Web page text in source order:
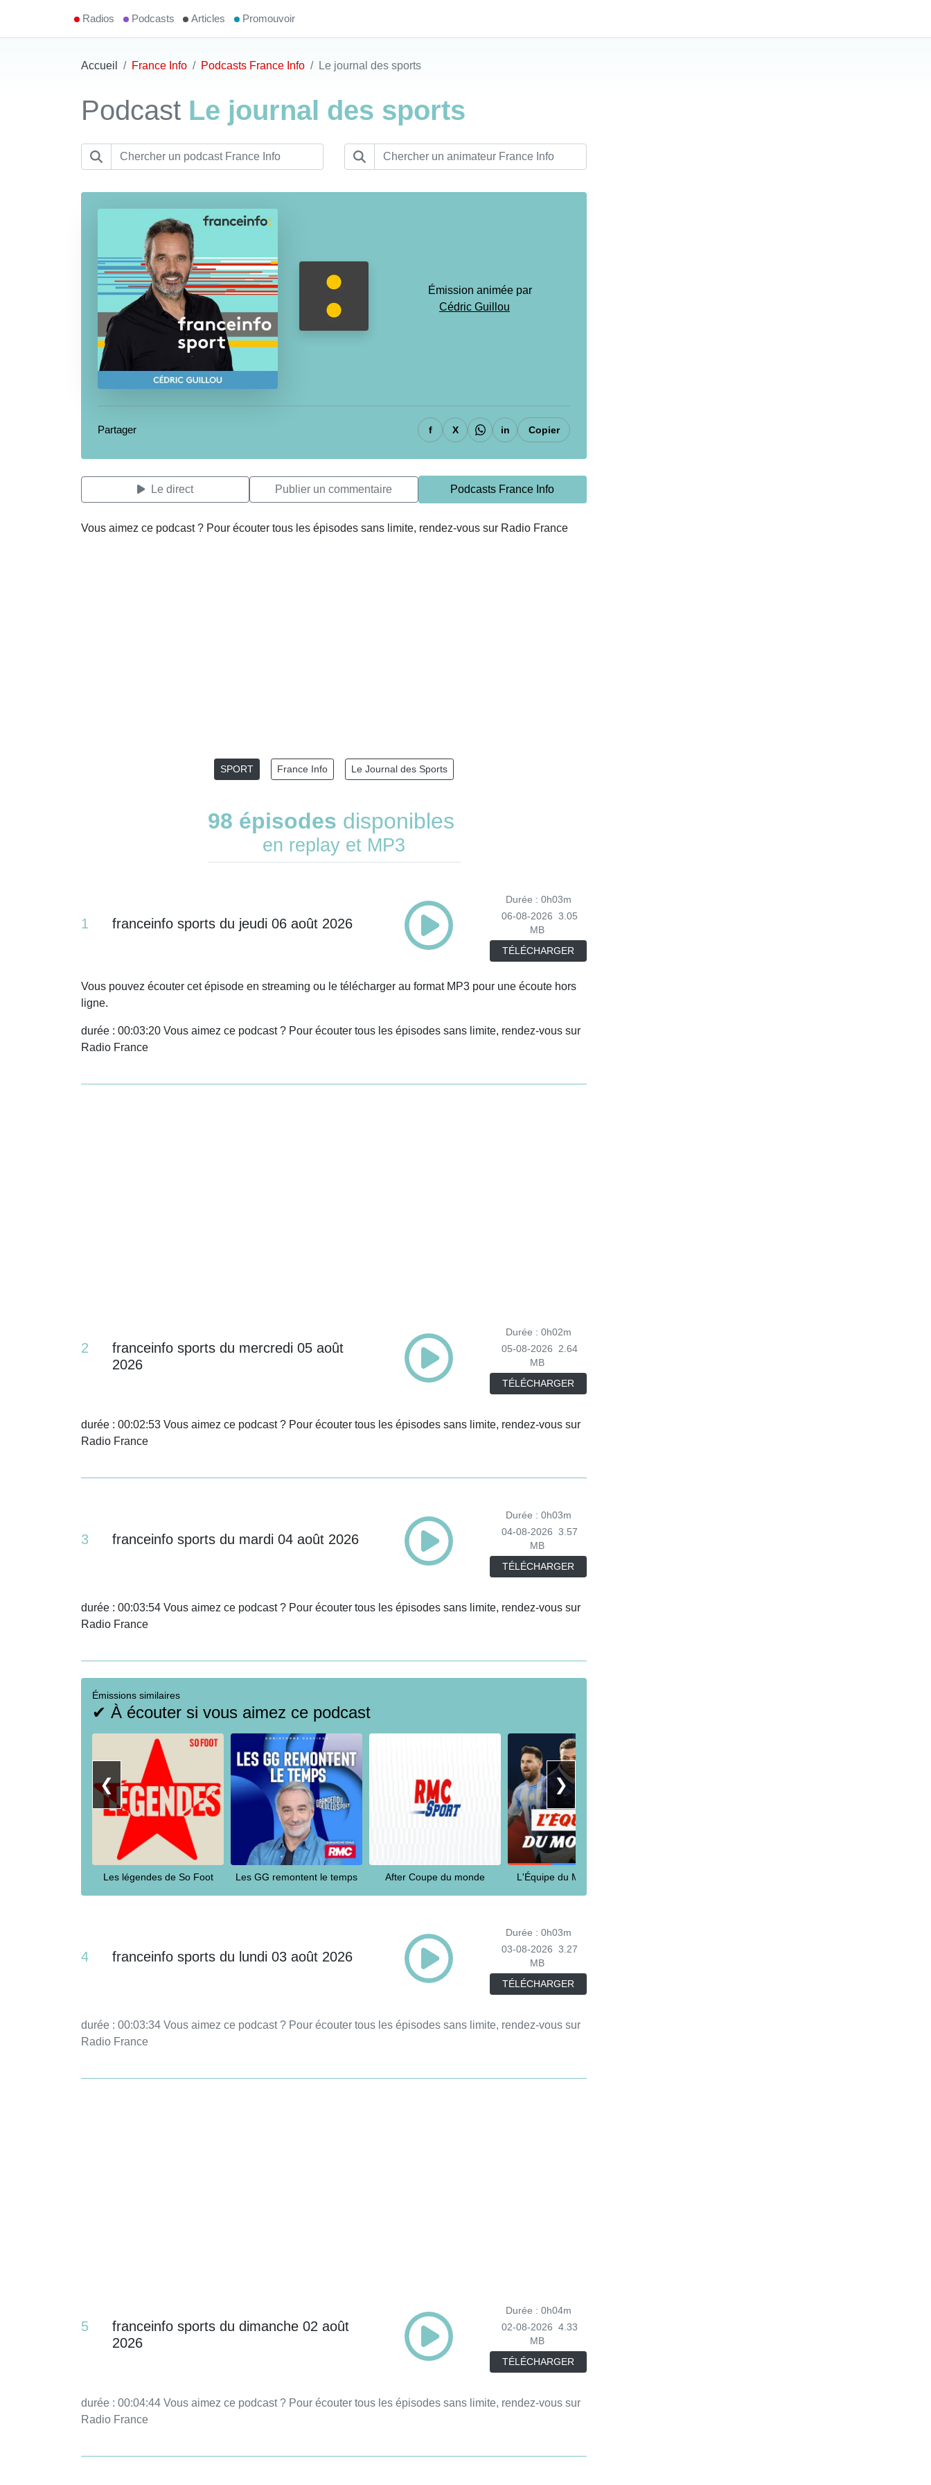
Radios Podcasts Articles Promouvoir
Accueil France Info Podcasts France Info Le journal des sports
Podcast Le journal des sports
Émission animée par
Cédric Guillou
Partager f X in Copier
Le direct Publier un commentaire Podcasts France Info
Vous aimez ce podcast ? Pour écouter tous les épisodes sans limite, rendez-vous sur Radio France
SPORT France Info Le Journal des Sports
98 épisodes disponibles
en replay et MP3
1 franceinfo sports du jeudi 06 août 2026
Durée : 0h03m
06-08-2026
3.05
MB
TÉLÉCHARGER
Vous pouvez écouter cet épisode en streaming ou le télécharger au format MP3 pour une écoute hors
ligne.
durée : 00:03:20 Vous aimez ce podcast ? Pour écouter tous les épisodes sans limite, rendez-vous sur
Radio France
2
franceinfo sports du mercredi 05 août
2026
Durée : 0h02m
05-08-2026
2.64
MB
TÉLÉCHARGER
durée : 00:02:53 Vous aimez ce podcast ? Pour écouter tous les épisodes sans limite, rendez-vous sur
Radio France
3 franceinfo sports du mardi 04 août 2026
Durée : 0h03m
04-08-2026
3.57
MB
TÉLÉCHARGER
durée : 00:03:54 Vous aimez ce podcast ? Pour écouter tous les épisodes sans limite, rendez-vous sur
Radio France
Émissions similaires
✔ À écouter si vous aimez ce podcast
❮
Les légendes de So Foot Les GG remontent le temps After Coupe du monde L'Équipe du Mondial 2026
❯
4 franceinfo sports du lundi 03 août 2026
Durée : 0h03m
03-08-2026
3.27
MB
TÉLÉCHARGER
durée : 00:03:34 Vous aimez ce podcast ? Pour écouter tous les épisodes sans limite, rendez-vous sur
Radio France
5
franceinfo sports du dimanche 02 août
2026
Durée : 0h04m
02-08-2026
4.33
MB
TÉLÉCHARGER
durée : 00:04:44 Vous aimez ce podcast ? Pour écouter tous les épisodes sans limite, rendez-vous sur
Radio France